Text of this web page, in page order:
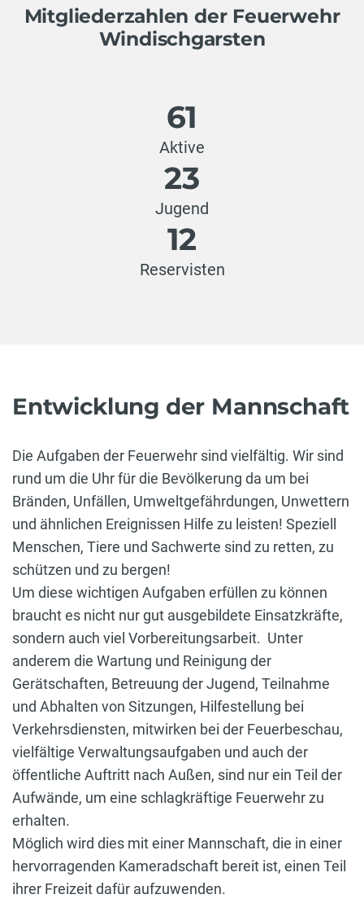
Mitgliederzahlen der Feuerwehr
Windischgarsten
61
Aktive
23
Jugend
12
Reservisten
Entwicklung der Mannschaft
Die Aufgaben der Feuerwehr sind vielfältig. Wir sind
rund um die Uhr für die Bevölkerung da um bei
Bränden, Unfällen, Umweltgefährdungen, Unwettern
und ähnlichen Ereignissen Hilfe zu leisten! Speziell
Menschen, Tiere und Sachwerte sind zu retten, zu
schützen und zu bergen!
Um diese wichtigen Aufgaben erfüllen zu können
braucht es nicht nur gut ausgebildete Einsatzkräfte,
sondern auch viel Vorbereitungsarbeit. Unter
anderem die Wartung und Reinigung der
Gerätschaften, Betreuung der Jugend, Teilnahme
und Abhalten von Sitzungen, Hilfestellung bei
Verkehrsdiensten, mitwirken bei der Feuerbeschau,
vielfältige Verwaltungsaufgaben und auch der
öffentliche Auftritt nach Außen, sind nur ein Teil der
Aufwände, um eine schlagkräftige Feuerwehr zu
erhalten.
Möglich wird dies mit einer Mannschaft, die in einer
hervorragenden Kameradschaft bereit ist, einen Teil
ihrer Freizeit dafür aufzuwenden.